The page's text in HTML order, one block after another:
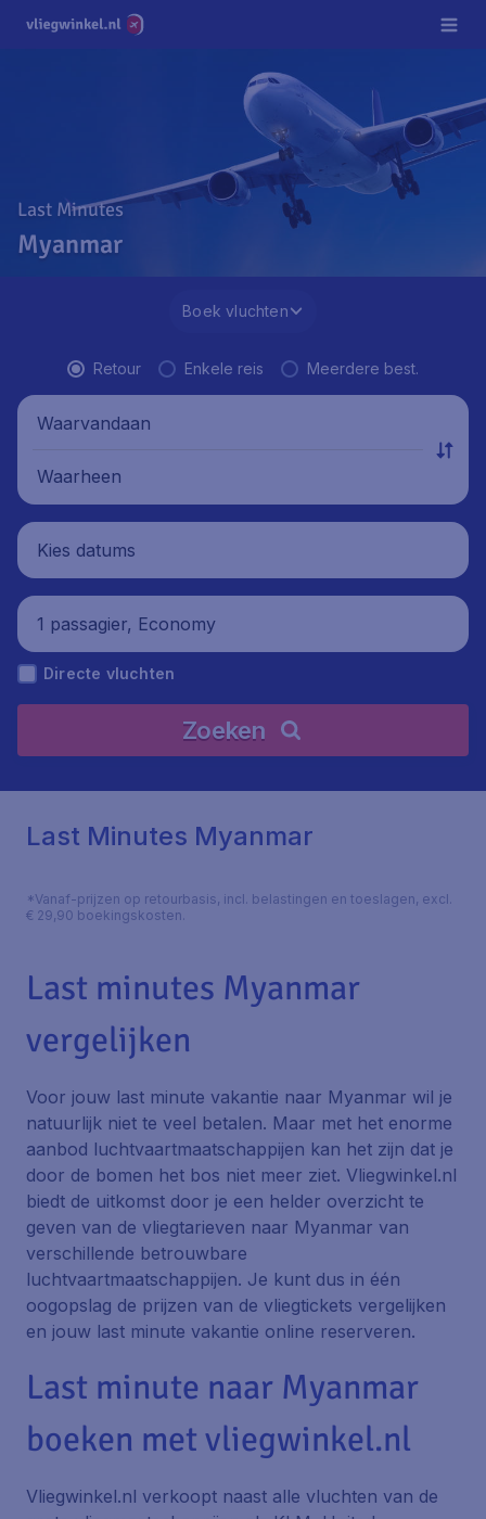
Last Minutes
Myanmar
Boek vluchten
Retour Enkele reis Meerdere best.
Waarvandaan
Waarheen
Kies datums
1 passagier, Economy
Directe vluchten
Zoeken
Last Minutes Myanmar
*Vanaf-prijzen op retourbasis, incl. belastingen en toeslagen, excl.
€ 29,90 boekingskosten.
Last minutes Myanmar
vergelijken
Voor jouw last minute vakantie naar Myanmar wil je
natuurlijk niet te veel betalen. Maar met het enorme
aanbod luchtvaartmaatschappijen kan het zijn dat je
door de bomen het bos niet meer ziet. Vliegwinkel.nl
biedt de uitkomst door je een helder overzicht te
geven van de vliegtarieven naar Myanmar van
verschillende betrouwbare
luchtvaartmaatschappijen. Je kunt dus in één
oogopslag de prijzen van de vliegtickets vergelijken
en jouw last minute vakantie online reserveren.
Last minute naar Myanmar
boeken met vliegwinkel.nl
Vliegwinkel.nl verkoopt naast alle vluchten van de